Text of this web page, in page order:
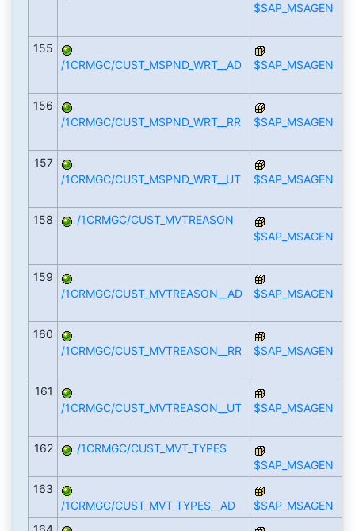
$SAP_MSAGEN
155
/1CRMGC/CUST_MSPND_WRT__AD
$SAP_MSAGEN
156
/1CRMGC/CUST_MSPND_WRT__RR
$SAP_MSAGEN
157
/1CRMGC/CUST_MSPND_WRT__UT
$SAP_MSAGEN
158
/1CRMGC/CUST_MVTREASON
$SAP_MSAGEN
159
/1CRMGC/CUST_MVTREASON__AD
$SAP_MSAGEN
160
/1CRMGC/CUST_MVTREASON__RR
$SAP_MSAGEN
161
/1CRMGC/CUST_MVTREASON__UT
$SAP_MSAGEN
162
/1CRMGC/CUST_MVT_TYPES
$SAP_MSAGEN
163
/1CRMGC/CUST_MVT_TYPES__AD
$SAP_MSAGEN